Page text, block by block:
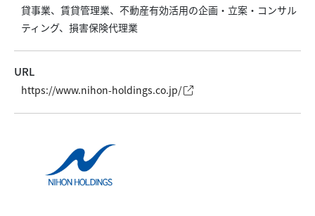
貸事業、賃貸管理業、不動産有効活用の企画・立案・コンサル
ティング、損害保険代理業
URL
https://www.nihon-holdings.co.jp/